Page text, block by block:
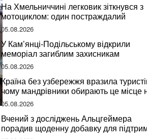
На Хмельниччині легковик зіткнувся з
мотоциклом: один постраждалий
05.08.2026
У Кам’янці-Подільському відкрили
меморіал загиблим захисникам
05.08.2026
Країна без узбережжя вразила
чому мандрівники обирають це місце
відпочинок
05.08.2026
Вчений з досліджень Альцгеймера
порадив щоденну добавку для